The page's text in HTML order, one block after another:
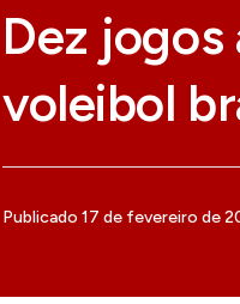
Dez
voleibol
Publicado 17 de fevereiro de